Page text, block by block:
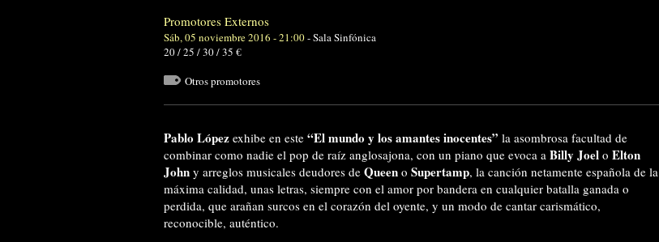
Promotores Externos
Sáb, 05 noviembre 2016 - 21:00-Sala Sinfónica
20 / 25 / 30 / 35 €
Otros promotores
Pablo López exhibe en este “El mundo y los amantes inocentes” la asombrosa facultad de
combinar como nadie el pop de raíz anglosajona, con un piano que evoca a Billy Joel o Elton
John y arreglos musicales deudores de Queen o Supertamp, la canción netamente española de la
máxima calidad, unas letras, siempre con el amor por bandera en cualquier batalla ganada o
perdida, que arañan surcos en el corazón del oyente, y un modo de cantar carismático,
reconocible, auténtico.